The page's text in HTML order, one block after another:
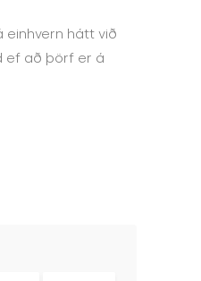
hátt við
ef að þörf er á